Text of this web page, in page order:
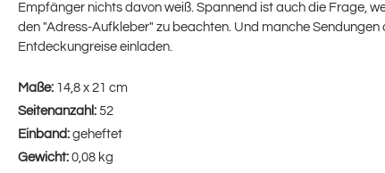
Empfänger nichts davon weiß. Spannend ist auch die Frage,
den "Adress-Aufkleber" zu beachten. Und manche
Entdeckungreise einladen.
Maße: 14,8 x 21 cm
Seitenanzahl: 52
Einband: geheftet
Gewicht: 0,08 kg